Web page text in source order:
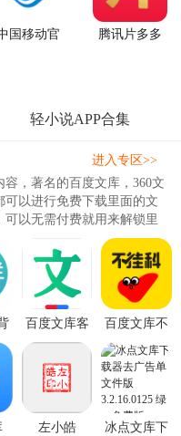
国移动官
腾讯片多多
轻小说APP合集
，著名的百度文库，360文
以进行免费下载里面的文
以无需付费就用来解锁里
进入专区>>
百度文库客
户端
v10.3.20 官
方安卓版
百度文库不
挂科app正版
v3.1.80安卓
最新版
左小皓
冰点文库下